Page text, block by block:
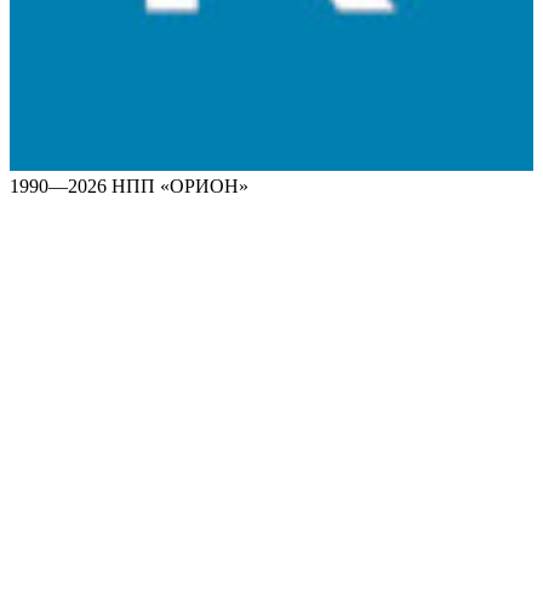
1990—2026 НПП «ОРИОН»